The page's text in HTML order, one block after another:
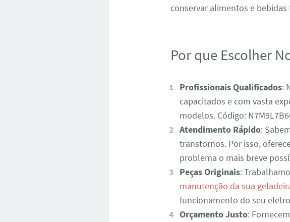
conservar alimentos e bebidas
Por que Escolher
Profissionais Qualificados:
capacitados e com vasta
modelos. Código:
Atendimento Rápido:
transtornos. Por isso,
problema o mais breve
Peças Originais:
manutenção da sua
funcionamento do seu
Orçamento Justo: